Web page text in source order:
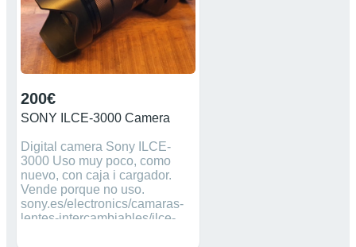
200€
SONY ILCE-3000 Camera
Digital camera Sony ILCE-
3000 Uso muy poco, como
nuevo, con caja i cargador.
Vende porque no uso.
sony.es/electronics/camaras-
lentes-intercambiables/ilce-